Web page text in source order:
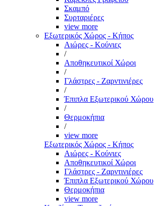
Σκαμπό
Συρταριέρες
view more
Εξωτερικός Χώρος - Κήπος
Αιώρες - Κούνιες
/
Αποθηκευτικοί Χώροι
/
Γλάστρες - Ζαρντινιέρες
/
Έπιπλα Εξωτερικού Χώρου
/
Θερμοκήπια
/
view more
Εξωτερικός Χώρος - Κήπος
Αιώρες - Κούνιες
Αποθηκευτικοί Χώροι
Γλάστρες - Ζαρντινιέρες
Έπιπλα Εξωτερικού Χώρου
Θερμοκήπια
view more